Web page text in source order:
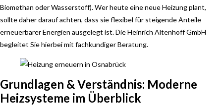
Biomethan oder Wasserstoff). Wer heute eine neue Heizung plant,
sollte daher darauf achten, dass sie flexibel für steigende Anteile
erneuerbarer Energien ausgelegt ist. Die Heinrich Altenhoff GmbH
begleitet Sie hierbei mit fachkundiger Beratung.
Grundlagen & Verständnis: Moderne
Heizsysteme im Überblick